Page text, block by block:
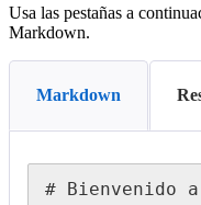
Usa las pestañas a
Markdown.
Markdown
# Bienvenido a